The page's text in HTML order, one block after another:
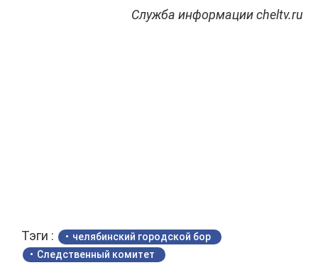
Служба информации cheltv.ru
Тэги :
челябинский городской бор
Следственный комитет